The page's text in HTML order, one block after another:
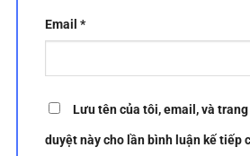
Email *
Lưu tên của tôi, email, và
duyệt này cho lần bình luận kế tiếp